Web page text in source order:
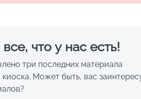
что у нас есть!
три последних материала
киоска. Может быть, вас